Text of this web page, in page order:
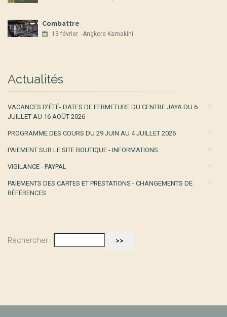
Combattre
13 février - Angkore Kamakini
Actualités
VACANCES D’ÉTÉ- DATES DE FERMETURE DU CENTRE JAYA DU 6
JUILLET AU 16 AOÛT 2026
PROGRAMME DES COURS DU 29 JUIN AU 4 JUILLET 2026
PAIEMENT SUR LE SITE BOUTIQUE - INFORMATIONS
VIGILANCE - PAYPAL
PAIEMENTS DES CARTES ET PRESTATIONS - CHANGEMENTS DE
RÉFÉRENCES
Rechercher :